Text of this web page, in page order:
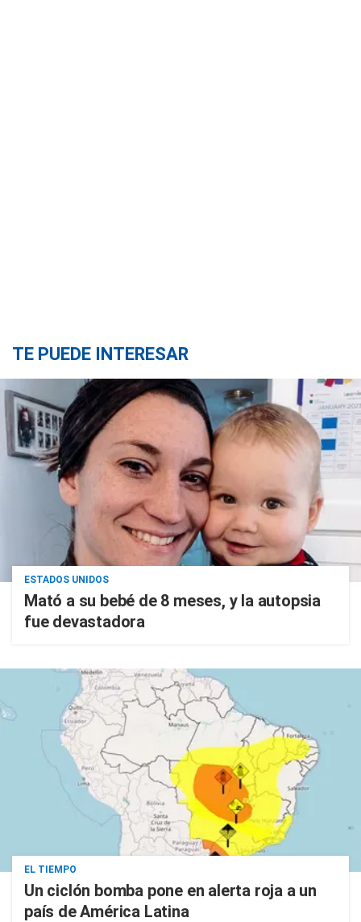
TE PUEDE INTERESAR
ESTADOS UNIDOS
Mató a su bebé de 8 meses, y la autopsia
fue devastadora
EL TIEMPO
Un ciclón bomba pone en alerta roja a un
país de América Latina